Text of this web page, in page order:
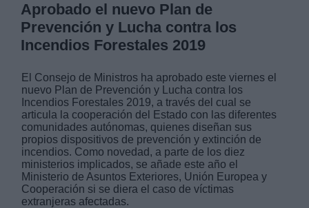
Aprobado el nuevo Plan de
Prevención y Lucha contra los
Incendios Forestales 2019
El Consejo de Ministros ha aprobado este viernes el
nuevo Plan de Prevención y Lucha contra los
Incendios Forestales 2019, a través del cual se
articula la cooperación del Estado con las diferentes
comunidades autónomas, quienes diseñan sus
propios dispositivos de prevención y extinción de
incendios. Como novedad, a parte de los diez
ministerios implicados, se añade este año el
Ministerio de Asuntos Exteriores, Unión Europea y
Cooperación si se diera el caso de víctimas
extranjeras afectadas.
Legitimación:
Destinatarios:
Derechos: